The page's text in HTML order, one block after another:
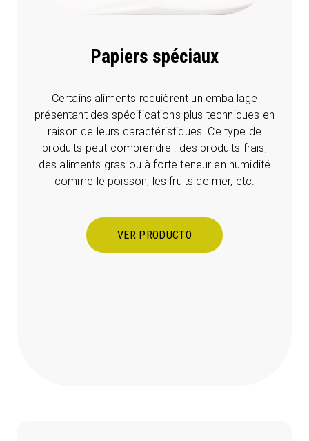
Papiers spéciaux
Certains aliments requièrent un emballage
présentant des spécifications plus techniques en
raison de leurs caractéristiques. Ce type de
produits peut comprendre : des produits frais,
des aliments gras ou à forte teneur en humidité
comme le poisson, les fruits de mer, etc.
VER PRODUCTO